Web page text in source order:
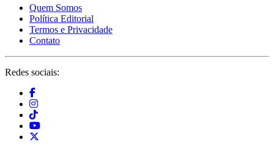
Quem Somos
Política Editorial
Termos e Privacidade
Contato
Redes sociais: